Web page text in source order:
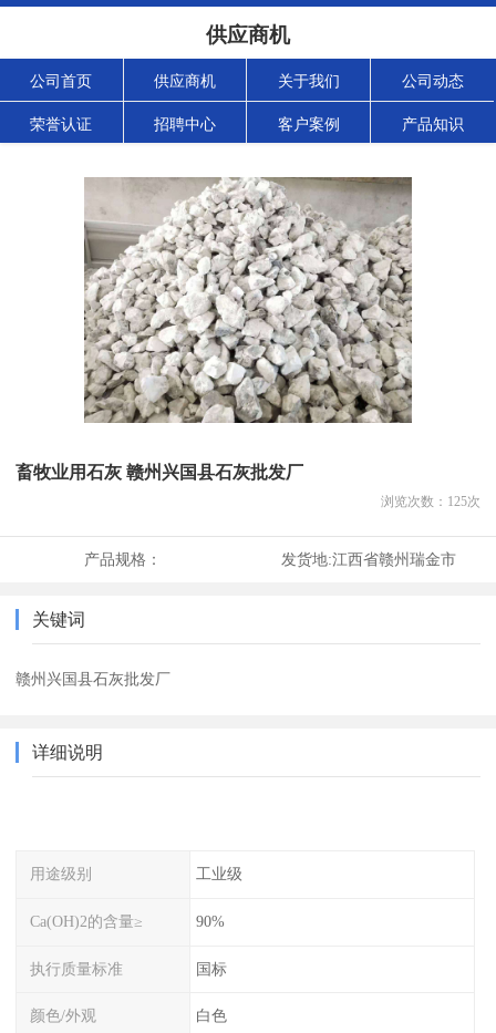
供应商机
公司首页 供应商机 关于我们 公司动态
荣誉认证 招聘中心 客户案例 产品知识
畜牧业用石灰 赣州兴国县石灰批发厂
浏览次数： 125次
产品规格： 发货地:江西省赣州瑞金市
关键词
赣州兴国县石灰批发厂
详细说明
用途级别 工业级
Ca(OH)2的含量≥ 90%
执行质量标准 国标
颜色/外观 白色